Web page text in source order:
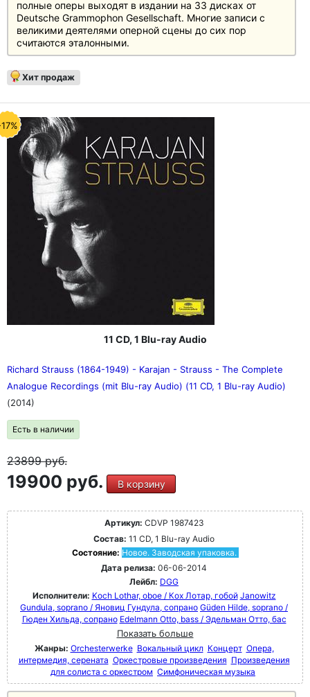
полные оперы выходят в издании на 33 дисках от
Deutsche Grammophon Gesellschaft. Многие записи с
великими деятелями оперной сцены до сих пор
считаются эталонными.
Хит продаж
11 CD, 1 Blu-ray Audio
Richard Strauss (1864-1949) - Karajan - Strauss - The Complete
Analogue Recordings (mit Blu-ray Audio) (11 CD, 1 Blu-ray Audio)
(2014)
Есть в наличии
23899руб.
19900 руб. В корзину
Артикул: CDVP 1987423
Состав: 11 CD, 1 Blu-ray Audio
Состояние: Новое. Заводская упаковка.
Дата релиза: 06-06-2014
Лейбл: DGG
Исполнители: Koch Lothar, oboe / Кох Лотар, гобой Janowitz
Gundula, soprano / Яновиц Гундула, сопрано Güden Hilde, soprano /
Гюден Хильда, сопрано Edelmann Otto, bass / Эдельман Отто, бас
Показать больше
Жанры: Orchesterwerke Вокальный цикл Концерт Опера,
интермедия, серената Оркестровые произведения Произведения
для солиста с оркестром Симфоническая музыка